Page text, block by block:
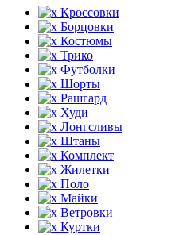
Кроссовки
Борцовки
Костюмы
Трико
Футболки
Шорты
Рашгард
Худи
Лонгсливы
Штаны
Комплект
Жилетки
Поло
Майки
Ветровки
Куртки